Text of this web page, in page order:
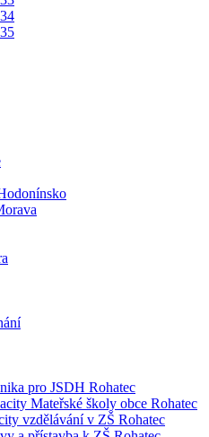
pro JSDH Rohatec
Mateřské školy obce Rohatec
vzdělávání v ZŠ Rohatec